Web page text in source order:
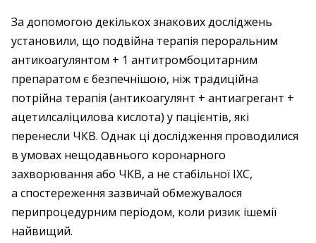
За допомогою декількох знакових досліджень
установили, що подвійна терапія пероральним
антикоагулянтом + 1 антитромбоцитарним
препаратом є безпечнішою, ніж традиційна
потрійна терапія (антикоагулянт + антиагрегант +
ацетилсаліцилова кислота) у пацієнтів, які
перенесли ЧКВ. Однак ці дослідження проводилися
в умовах нещодавнього коронарного
захворювання або ЧКВ, а не стабільної ІХС,
а спостереження зазвичай обмежувалося
перипроцедурним періодом, коли ризик ішемії
найвищий.